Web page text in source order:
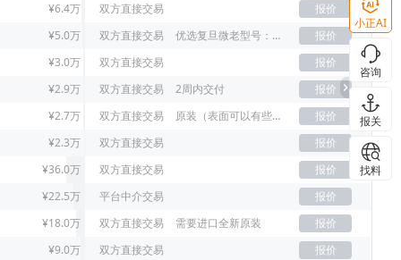
¥6.4万 双方直接交易
报价
¥5.0万 双方直接交易 优选复旦微老型号：FM33LE026，没货新型号FM33L026D
报价
¥3.0万 双方直接交易
报价
¥2.9万 双方直接交易 2周内交付
报价
¥2.7万 双方直接交易 原装（表面可以有些许刮痕）
报价
¥2.3万 双方直接交易
报价
¥36.0万 双方直接交易
报价
¥22.5万 平台中介交易
报价
¥18.0万 双方直接交易 需要进口全新原装
报价
¥9.0万 双方直接交易
报价
小正AI
咨询
报关
找料